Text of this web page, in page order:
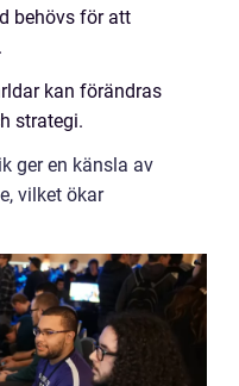
behövs för att
kan förändras
strategi.
ger en känsla av
vilket ökar